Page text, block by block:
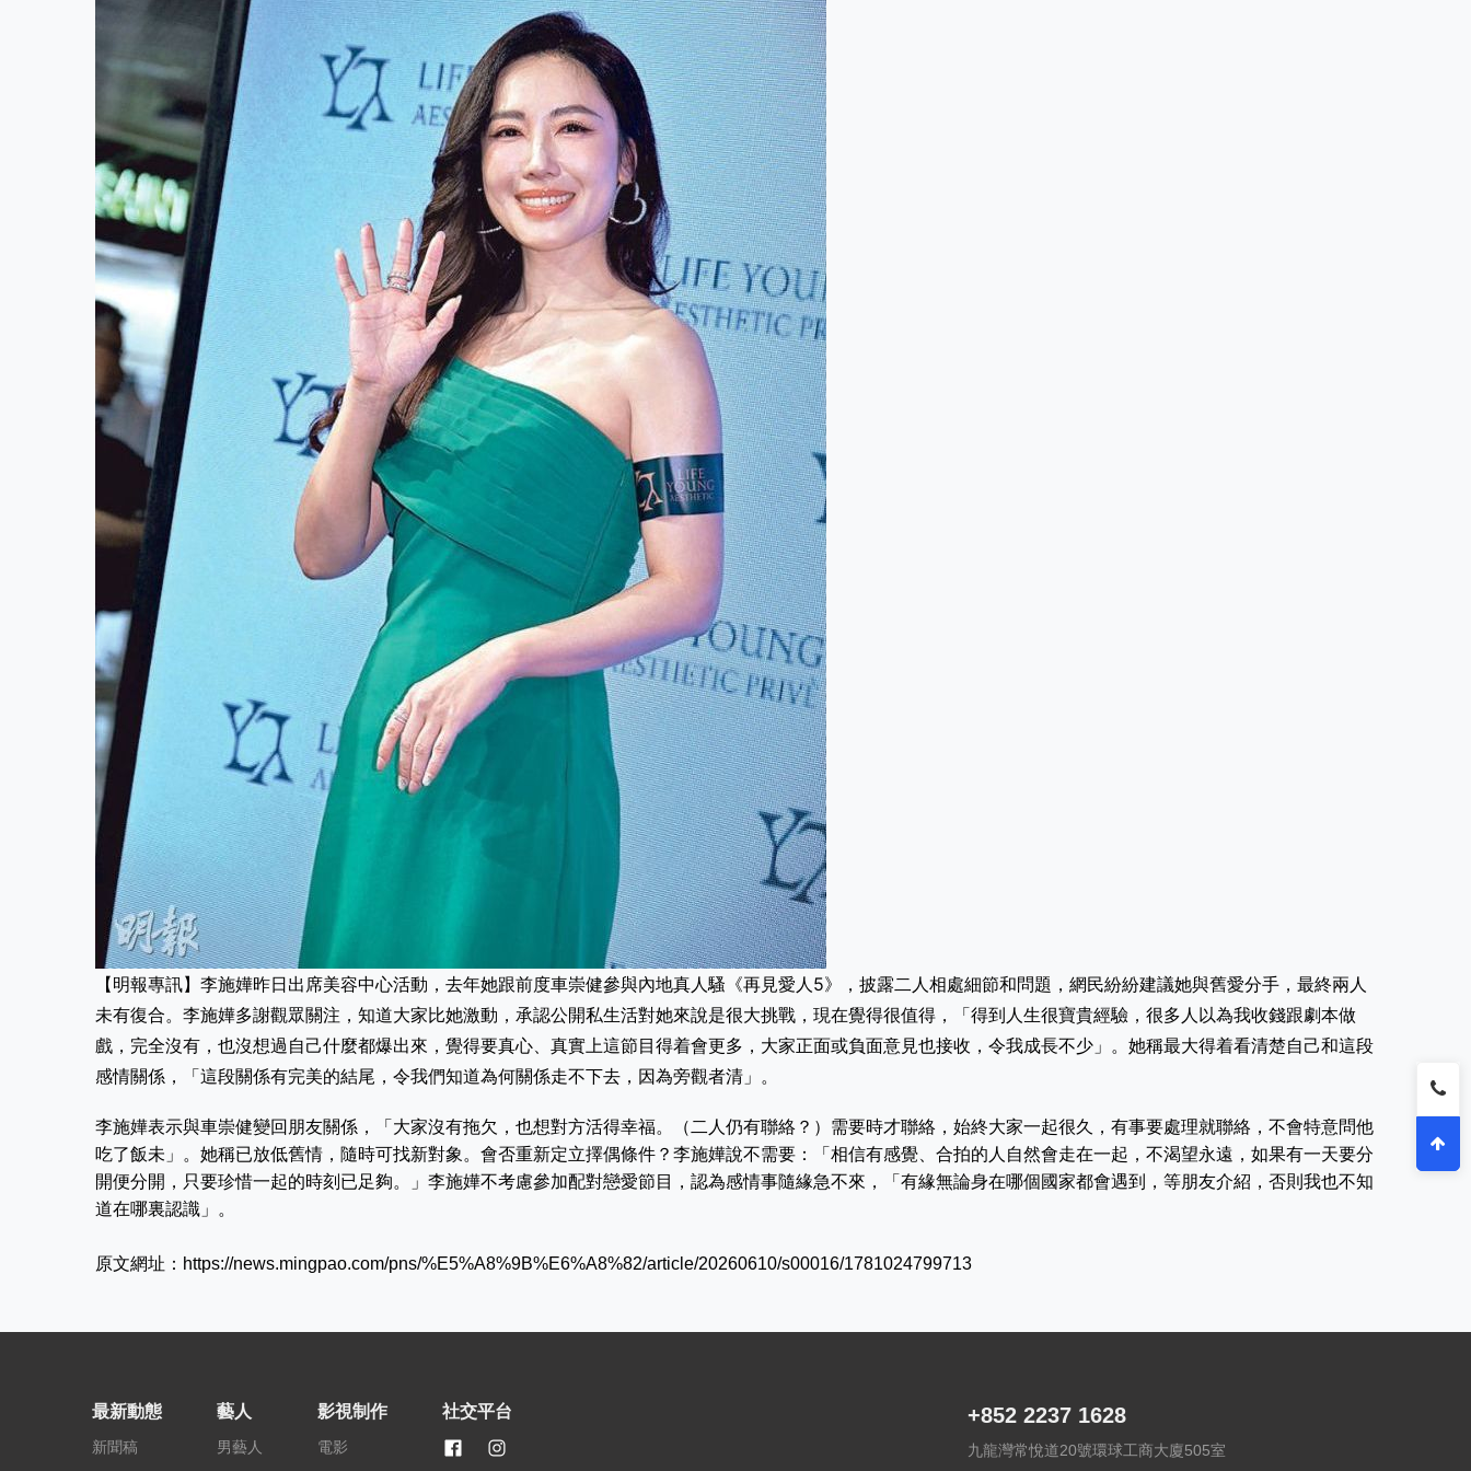
【明報專訊】李施嬅昨日出席美容中心活動，去年她跟前度車崇健參與內地真人騷《再見愛人5》，披露二人相處細節和問題，網民紛紛建議她與舊愛分手，最終兩人
未有復合。李施嬅多謝觀眾關注，知道大家比她激動，承認公開私生活對她來說是很大挑戰，現在覺得很值得，「得到人生很寶貴經驗，很多人以為我收錢跟劇本做
戲，完全沒有，也沒想過自己什麼都爆出來，覺得要真心、真實上這節目得着會更多，大家正面或負面意見也接收，令我成長不少」。她稱最大得着看清楚自己和這段
感情關係，「這段關係有完美的結尾，令我們知道為何關係走不下去，因為旁觀者清」。
李施嬅表示與車崇健變回朋友關係，「大家沒有拖欠，也想對方活得幸福。（二人仍有聯絡？）需要時才聯絡，始終大家一起很久，有事要處理就聯絡，不會特意問他
吃了飯未」。她稱已放低舊情，隨時可找新對象。會否重新定立擇偶條件？李施嬅說不需要：「相信有感覺、合拍的人自然會走在一起，不渴望永遠，如果有一天要分
開便分開，只要珍惜一起的時刻已足夠。」李施嬅不考慮參加配對戀愛節目，認為感情事隨緣急不來，「有緣無論身在哪個國家都會遇到，等朋友介紹，否則我也不知
道在哪裏認識」。
原文網址： https://news.mingpao.com/pns/%E5%A8%9B%E6%A8%82/article/20260610/s00016/1781024799713
最新動態
新聞稿
藝人
男藝人
影視制作
電影
社交平台 +852 2237 1628
九龍灣常悅道20號環球工商大廈505室